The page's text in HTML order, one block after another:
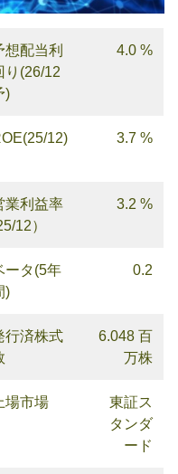
想配当利
り(26/12
)
4.0 %
12) 3.7 %
業利益率
12）
3.2 %
ータ(5年
)
0.2
行済株式
6.048 百
万株
場市場
東証ス
タンダ
ード